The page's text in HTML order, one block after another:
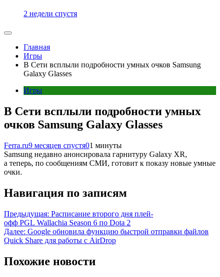
2 недели спустя
Главная
Игры
В Сети всплыли подробности умных очков Samsung
Galaxy Glasses
Игры
В Сети всплыли подробности умных
очков Samsung Galaxy Glasses
Ferra.ru9 месяцев спустя01 минуты
Samsung недавно анонсировала гарнитуру Galaxy XR,
а теперь, по сообщениям СМИ, готовит к показу новые умные
очки.
Навигация по записям
Предыдущая: Расписание второго дня плей-
офф PGL Wallachia Season 6 по Dota 2
Далее: Google обновила функцию быстрой отправки файлов
Quick Share для работы с AirDrop
Похожие новости